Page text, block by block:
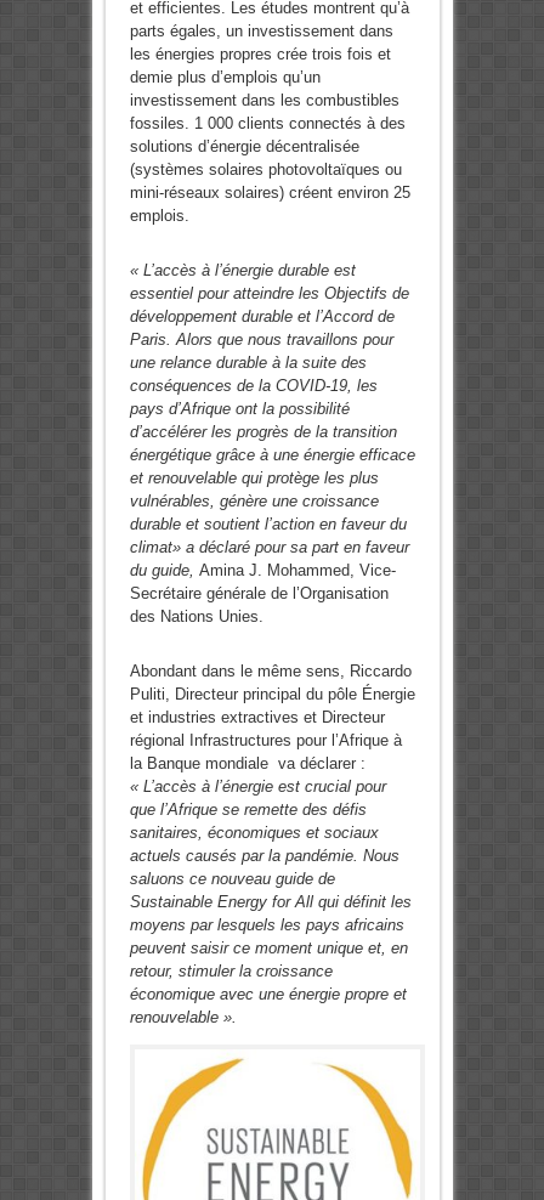
et efficientes. Les études montrent qu’à
parts égales, un investissement dans
les énergies propres crée trois fois et
demie plus d’emplois qu’un
investissement dans les combustibles
fossiles. 1 000 clients connectés à des
solutions d’énergie décentralisée
(systèmes solaires photovoltaïques ou
mini-réseaux solaires) créent environ 25
emplois.
« L’accès à l’énergie durable est
essentiel pour atteindre les Objectifs de
développement durable et l’Accord de
Paris. Alors que nous travaillons pour
une relance durable à la suite des
conséquences de la COVID-19, les
pays d’Afrique ont la possibilité
d’accélérer les progrès de la transition
énergétique grâce à une énergie efficace
et renouvelable qui protège les plus
vulnérables, génère une croissance
durable et soutient l’action en faveur du
climat» a déclaré pour sa part en faveur
du guide, Amina J. Mohammed, Vice-
Secrétaire générale de l’Organisation
des Nations Unies.
Abondant dans le même sens, Riccardo
Puliti, Directeur principal du pôle Énergie
et industries extractives et Directeur
régional Infrastructures pour l’Afrique à
la Banque mondiale va déclarer :
« L’accès à l’énergie est crucial pour
que l’Afrique se remette des défis
sanitaires, économiques et sociaux
actuels causés par la pandémie. Nous
saluons ce nouveau guide de
Sustainable Energy for All qui définit les
moyens par lesquels les pays africains
peuvent saisir ce moment unique et, en
retour, stimuler la croissance
économique avec une énergie propre et
renouvelable ».